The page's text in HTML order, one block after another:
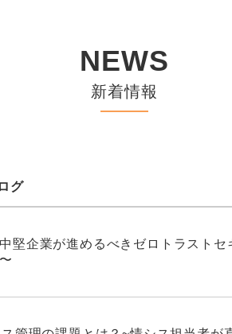
NEWS
新着情報
グ
堅企業が進めるべきゼロトラスト